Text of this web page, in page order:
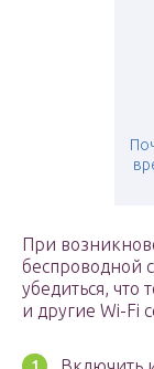
При
беспроводной
убедиться,
и другие Wi-Fi